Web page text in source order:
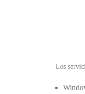
Los